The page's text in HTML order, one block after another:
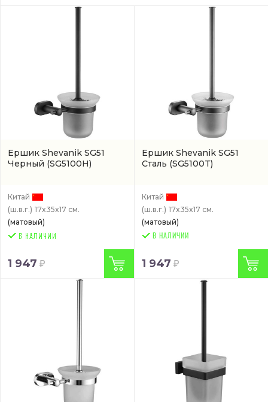
Ершик Shevanik SG51
Черный (SG5100H)
Китай
(ш.в.г.) 17x35x17 см.
(матовый)
1 947
Ершик Shevanik SG51
Сталь (SG5100T)
Китай
(ш.в.г.) 17x35x17 см.
(матовый)
В НАЛИЧИИ
1 947